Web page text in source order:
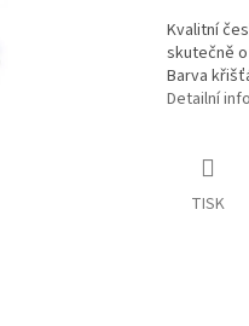
Kvalitní
skutečně
Barva
Detailní
TISK